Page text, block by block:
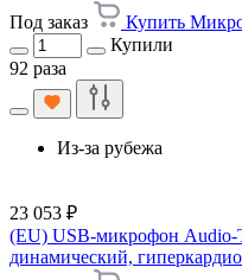
Под заказ
Купить
Купили
92 раза
Из-за рубежа
23 053 ₽
(EU) USB-микрофон Audio-
динамический,